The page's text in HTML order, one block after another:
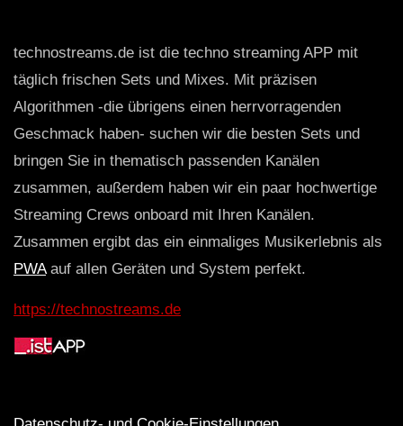
technostreams.de ist die techno streaming APP mit
täglich frischen Sets und Mixes. Mit präzisen
Algorithmen -die übrigens einen herrvorragenden
Geschmack haben- suchen wir die besten Sets und
bringen Sie in thematisch passenden Kanälen
zusammen, außerdem haben wir ein paar hochwertige
Streaming Crews onboard mit Ihren Kanälen.
Zusammen ergibt das ein einmaliges Musikerlebnis als
PWAauf allen Geräten und System perfekt.
https://technostreams.de